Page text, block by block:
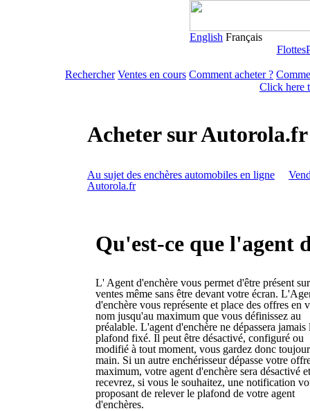
English Français
Flottes
Rechercher Ventes en cours Comment acheter ?
Click here
Acheter sur Autorola.fr
Au sujet des enchères automobiles en ligne
Autorola.fr
Qu'est-ce que l'agent
L' Agent d'enchère vous permet d'être présent
ventes même sans être devant votre écran.
d'enchère vous représente et place des offres en
nom jusqu'au maximum que vous définissez au
préalable. L'agent d'enchère ne dépassera jamais
plafond fixé. Il peut être désactivé, configuré ou
modifié à tout moment, vous gardez donc
main. Si un autre enchérisseur dépasse votre
maximum, votre agent d'enchère sera désactivé
recevrez, si vous le souhaitez, une notification
proposant de relever le plafond de votre agent
d'enchères.